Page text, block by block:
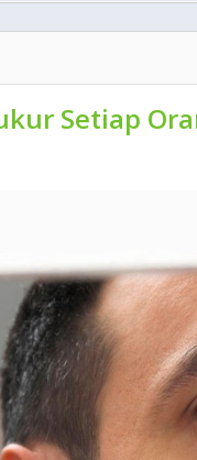
Setiap